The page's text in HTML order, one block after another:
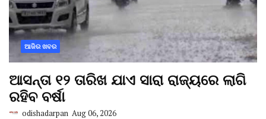
ଆଜିର ଖବର
ଆସନ୍ତା ୧୨ ତାରିଖ ଯାଏ ସାରା ରାଜ୍ୟରେ ଲାଗି
ରହିବ ବର୍ଷା
odishadarpan Aug 06, 2026